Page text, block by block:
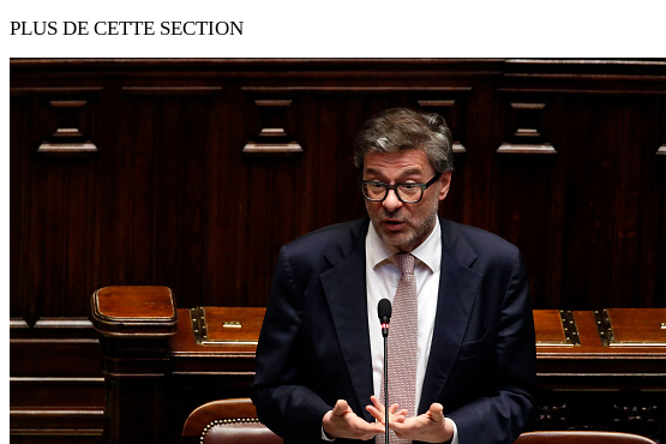
PLUS DE CETTE SECTION